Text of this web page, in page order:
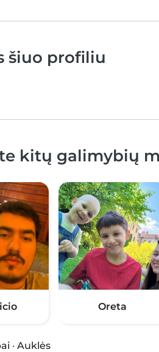
šiuo profiliu
kitų galimybių
Oreta
· Auklės